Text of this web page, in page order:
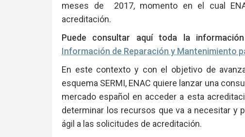
meses de 2017, momento en el cual
acreditación.
Puede consultar aquí toda la
Información de Reparación y Mantenimiento
En este contexto y con el objetivo de
esquema SERMI, ENAC quiere lanzar una
mercado español en acceder a esta
determinar los recursos que va a necesitar y
ágil a las solicitudes de acreditación.